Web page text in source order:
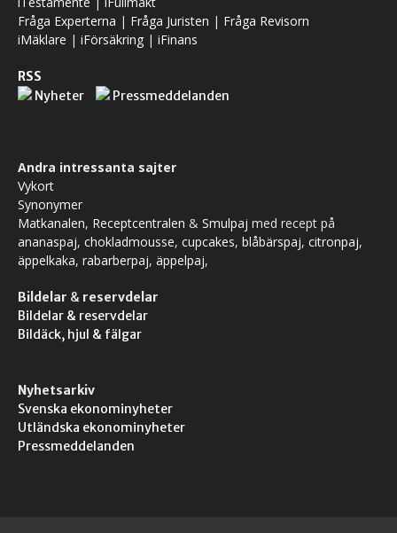
Fråga Experterna | Fråga Juristen | Fråga Revisorn
iMäklare | iFörsäkring | iFinans
RSS
Nyheter
Pressmeddelanden
Andra intressanta sajter
Vykort
Synonymer
Matkanalen, Receptcentralen & Smulpaj med recept på
ananaspaj, chokladmousse, cupcakes, blåbärspaj, citronpaj,
äppelkaka, rabarberpaj, äppelpaj,
Bildelar & reservdelar
Bildelar & reservdelar
Bildäck, hjul & fälgar
Nyhetsarkiv
Svenska ekonominyheter
Utländska ekonominyheter
Pressmeddelanden